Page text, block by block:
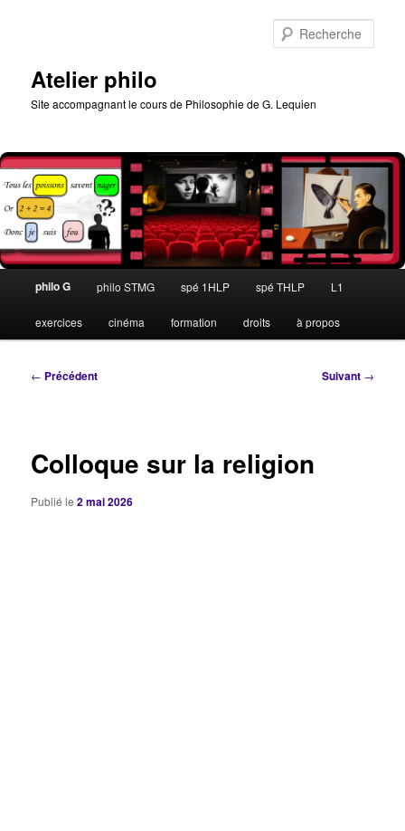
Atelier philo
Site accompagnant le cours de Philosophie de G. Lequien
principal
philo G philo STMG spé 1HLP spé THLP L1
exercices cinéma formation droits à propos
Navigation
← Précédent Suivant →
Colloque sur la religion
Publié le2 mai 2026